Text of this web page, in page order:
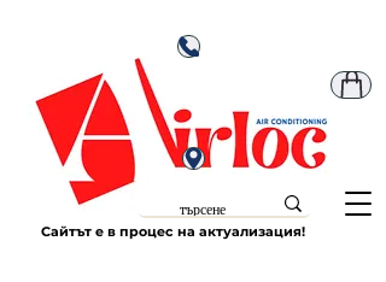
Сайтът е в процес на актуализация!